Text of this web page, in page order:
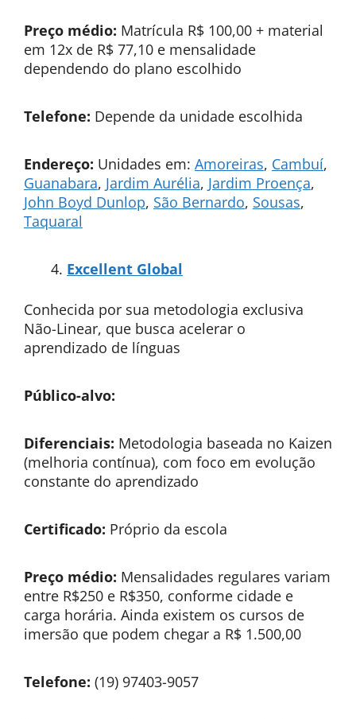
Preço médio: Matrícula R$ 100,00 + material
em 12x de R$ 77,10 e mensalidade
dependendo do plano escolhido
Telefone: Depende da unidade escolhida
Endereço: Unidades em: Amoreiras, Cambuí,
Guanabara, Jardim Aurélia, Jardim Proença,
John Boyd Dunlop, São Bernardo, Sousas,
Taquaral
Excellent Global
Conhecida por sua metodologia exclusiva
Não-Linear, que busca acelerar o
aprendizado de línguas
Público-alvo:
Diferenciais: Metodologia baseada no Kaizen
(melhoria contínua), com foco em evolução
constante do aprendizado
Certificado: Próprio da escola
Preço médio: Mensalidades regulares variam
entre R$250 e R$350, conforme cidade e
carga horária. Ainda existem os cursos de
imersão que podem chegar a R$ 1.500,00
Telefone: (19) 97403-9057